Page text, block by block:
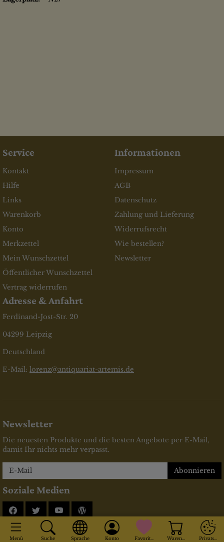
Menü Suche Sprache Konto Warenkorb
Service
Kontakt
Hilfe
Links
Warenkorb
Konto
Merkzettel
Mein Wunschzettel
Öffentlicher Wunschzettel
Vertrag widerrufen
Informationen
Impressum
AGB
Datenschutz
Zahlung und Lieferung
Widerrufsrecht
Wie bestellen?
Newsletter
Adresse & Anfahrt
Ferdinand-Jost-Str. 20
04299 Leipzig
Deutschland
E-Mail: lorenz@antiquariat-artemis.de
Newsletter
Die neuesten Produkte und die besten Angebote per E-Mail,
damit Ihr nichts mehr verpasst.
Newsletter
Abonnieren
Soziale Medien
FacebookTwitterYouTube
Blog
* inkl. MwSt., zzgl.Versandkosten